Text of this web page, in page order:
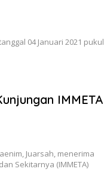
04 Januari 2021 pukul
IMMETA
Juarsah, menerima
Sekitarnya (IMMETA)